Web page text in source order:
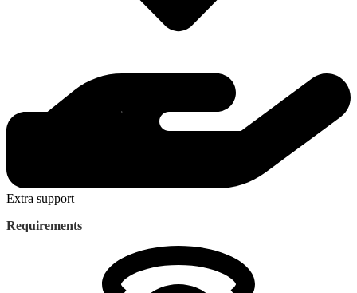
Extra support
Requirements